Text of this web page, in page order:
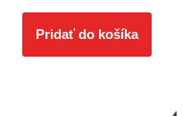
Pridať do košíka